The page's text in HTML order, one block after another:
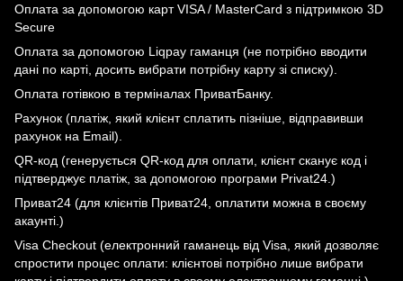
Оплата за допомогою карт VISA / MasterCard з підтримкою 3D
Secure
Оплата за допомогою Liqpay гаманця (не потрібно вводити
дані по карті, досить вибрати потрібну карту зі списку).
Оплата готівкою в терміналах ПриватБанку.
Рахунок (платіж, який клієнт сплатить пізніше, відправивши
рахунок на Email).
QR-код (генерується QR-код для оплати, клієнт сканує код і
підтверджує платіж, за допомогою програми Privat24.)
Приват24 (для клієнтів Приват24, оплатити можна в своєму
акаунті.)
Visa Checkout (електронний гаманець від Visa, який дозволяє
спростити процес оплати: клієнтові потрібно лише вибрати